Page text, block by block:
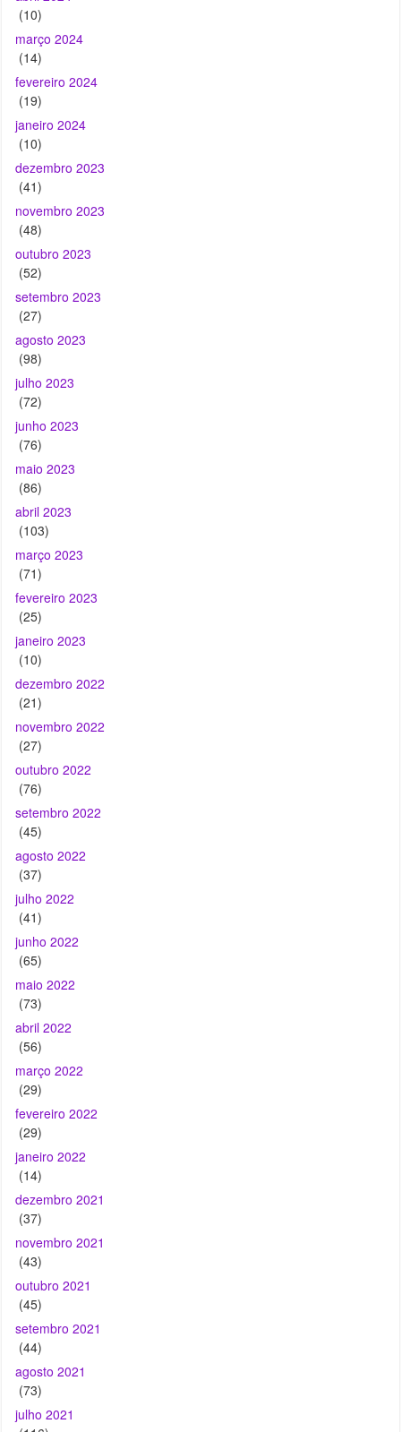
(10)
março 2024
(14)
fevereiro 2024
(19)
janeiro 2024
(10)
dezembro 2023
(41)
novembro 2023
(48)
outubro 2023
(52)
setembro 2023
(27)
agosto 2023
(98)
julho 2023
(72)
junho 2023
(76)
maio 2023
(86)
abril 2023
(103)
março 2023
(71)
fevereiro 2023
(25)
janeiro 2023
(10)
dezembro 2022
(21)
novembro 2022
(27)
outubro 2022
(76)
setembro 2022
(45)
agosto 2022
(37)
julho 2022
(41)
junho 2022
(65)
maio 2022
(73)
abril 2022
(56)
março 2022
(29)
fevereiro 2022
(29)
janeiro 2022
(14)
dezembro 2021
(37)
novembro 2021
(43)
outubro 2021
(45)
setembro 2021
(44)
agosto 2021
(73)
julho 2021